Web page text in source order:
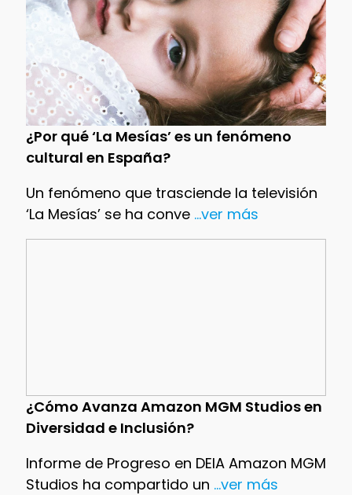
¿Por qué ‘La Mesías’ es un fenómeno
cultural en España?
Un fenómeno que trasciende la televisión
‘La Mesías’ se ha conve...ver más
¿Cómo Avanza Amazon MGM Studios en
Diversidad e Inclusión?
Informe de Progreso en DEIA Amazon MGM
Studios ha compartido un ...ver más